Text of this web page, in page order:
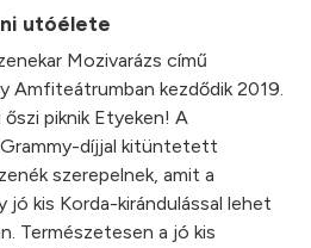
utóélete
Mozivarázs című
Amfiteátrumban kezdődik 2019.
piknik Etyeken! A
díjjal kitüntetett
szerepelnek, amit a
jó kis Korda-kirándulással lehet
Természetesen a jó kis